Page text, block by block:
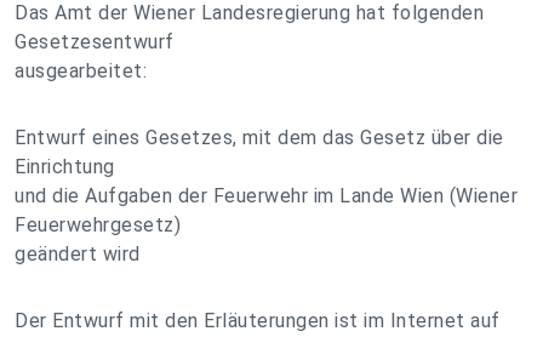
Das Amt der Wiener Landesregierung hat folgenden
Gesetzesentwurf
ausgearbeitet:
Entwurf eines Gesetzes, mit dem das Gesetz über die
Einrichtung
und die Aufgaben der Feuerwehr im Lande Wien (Wiener
Feuerwehrgesetz)
geändert wird
Der Entwurf mit den Erläuterungen ist im Internet auf